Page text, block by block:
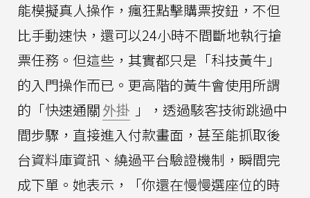
能模擬真人操作，瘋狂點擊購票按鈕，不但
比手動速快，還可以24小時不間斷地執行搶
票任務。但這些，其實都只是「科技黃牛」
的入門操作而已。更高階的黃牛會使用所謂
的「快速通關外掛 」，透過駭客技術跳過中
間步驟，直接進入付款畫面，甚至能抓取後
台資料庫資訊、繞過平台驗證機制，瞬間完
成下單。她表示，「你還在慢慢選座位的時